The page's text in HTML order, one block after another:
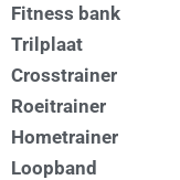
Fitness bank
Trilplaat
Crosstrainer
Roeitrainer
Hometrainer
Loopband